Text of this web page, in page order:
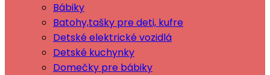
Bábiky
Batohy,tašky pre deti, kufre
Detské elektrické vozidlá
Detské kuchynky
Domečky pre bábiky